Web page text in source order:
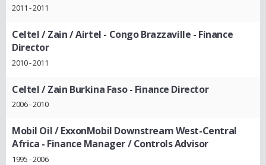
2011 - 2011
Celtel / Zain / Airtel - Congo Brazzaville - Finance
Director
2010 - 2011
Celtel / Zain Burkina Faso- Finance Director
2006 - 2010
Mobil Oil / ExxonMobil Downstream West-Central
Africa - Finance Manager / Controls Advisor
1995 - 2006